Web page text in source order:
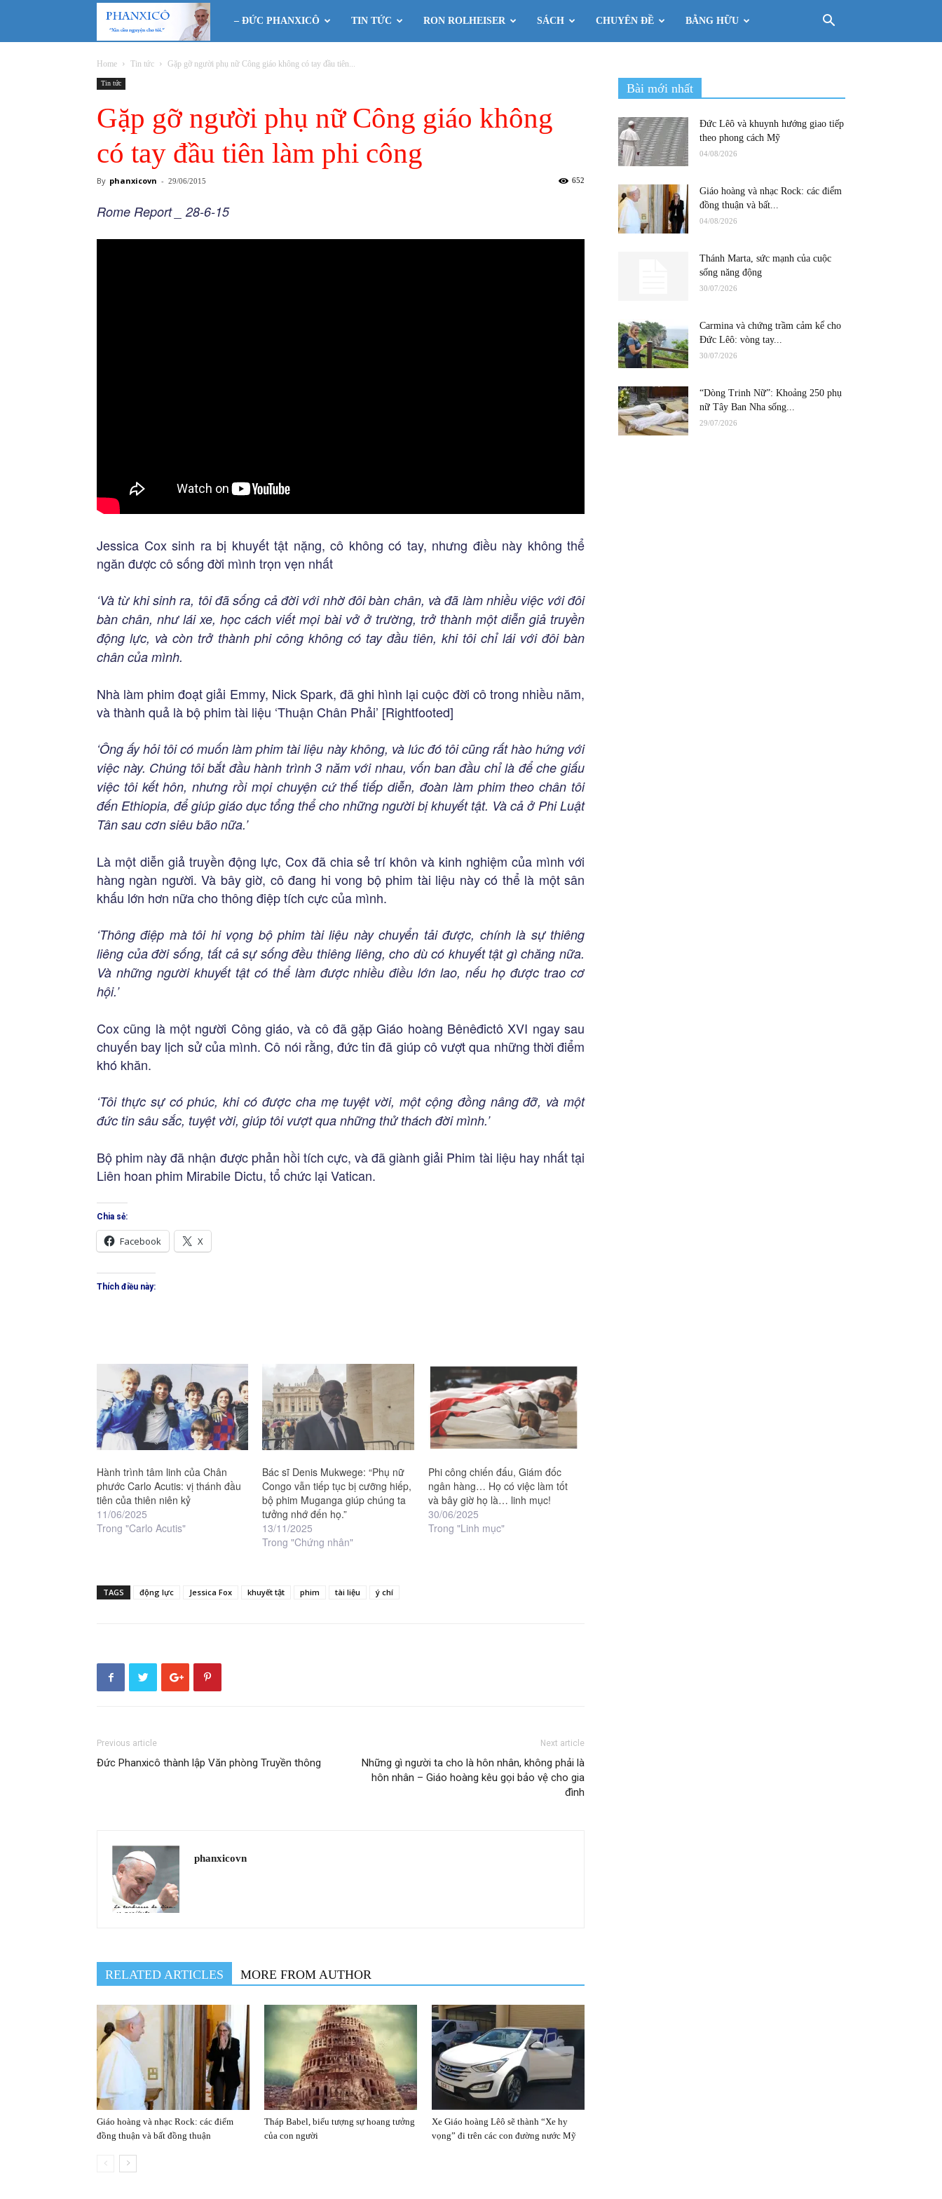
Phanxicô
– ĐỨC PHANXICÔ TIN TỨC RON ROLHEISER SÁCH CHUYÊN ĐỀ BẰNG HỮU
Home Tin tức Gặp gỡ người phụ nữ Công giáo không có tay đầu tiên...
Tin tức
Gặp gỡ người phụ nữ Công giáo không
có tay đầu tiên làm phi công
By phanxicovn - 29/06/2015 652
Rome Report _ 28-6-15
Jessica Cox sinh ra bị khuyết tật nặng, cô không có tay, nhưng điều này không thể
ngăn được cô sống đời mình trọn vẹn nhất
‘Và từ khi sinh ra, tôi đã sống cả đời với nhờ đôi bàn chân, và đã làm nhiều việc với đôi
bàn chân, như lái xe, học cách viết mọi bài vở ở trường, trở thành một diễn giả truyền
động lực, và còn trở thành phi công không có tay đầu tiên, khi tôi chỉ lái với đôi bàn
chân của mình.
Nhà làm phim đoạt giải Emmy, Nick Spark, đã ghi hình lại cuộc đời cô trong nhiều năm,
và thành quả là bộ phim tài liệu ‘Thuận Chân Phải’ [Rightfooted]
‘Ông ấy hỏi tôi có muốn làm phim tài liệu này không, và lúc đó tôi cũng rất hào hứng với
việc này. Chúng tôi bắt đầu hành trình 3 năm với nhau, vốn ban đầu chỉ là để che giấu
việc tôi kết hôn, nhưng rồi mọi chuyện cứ thế tiếp diễn, đoàn làm phim theo chân tôi
đến Ethiopia, để giúp giáo dục tổng thể cho những người bị khuyết tật. Và cả ở Phi Luật
Tân sau cơn siêu bão nữa.’
Là một diễn giả truyền động lực, Cox đã chia sẻ trí khôn và kinh nghiệm của mình với
hàng ngàn người. Và bây giờ, cô đang hi vong bộ phim tài liệu này có thể là một sân
khấu lớn hơn nữa cho thông điệp tích cực của mình.
‘Thông điệp mà tôi hi vọng bộ phim tài liệu này chuyển tải được, chính là sự thiêng
liêng của đời sống, tất cả sự sống đều thiêng liêng, cho dù có khuyết tật gì chăng nữa.
Và những người khuyết tật có thể làm được nhiều điều lớn lao, nếu họ được trao cơ
hội.’
Cox cũng là một người Công giáo, và cô đã gặp Giáo hoàng Bênêđictô XVI ngay sau
chuyến bay lịch sử của mình. Cô nói rằng, đức tin đã giúp cô vượt qua những thời điểm
khó khăn.
‘Tôi thực sự có phúc, khi có được cha mẹ tuyệt vời, một cộng đồng nâng đỡ, và một
đức tin sâu sắc, tuyệt vời, giúp tôi vượt qua những thử thách đời mình.’
Bộ phim này đã nhận được phản hồi tích cực, và đã giành giải Phim tài liệu hay nhất tại
Liên hoan phim Mirabile Dictu, tổ chức lại Vatican.
Chia sẻ:
Facebook X
Thích điều này:
Hành trình tâm linh của Chân
phước Carlo Acutis: vị thánh đầu
tiên của thiên niên kỷ
11/06/2025
Trong "Carlo Acutis"
Bác sĩ Denis Mukwege: “Phụ nữ
Congo vẫn tiếp tục bị cưỡng hiếp,
bộ phim Muganga giúp chúng ta
tưởng nhớ đến họ.”
13/11/2025
Trong "Chứng nhân"
Phi công chiến đấu, Giám đốc
ngân hàng… Họ có việc làm tốt
và bây giờ họ là… linh mục!
30/06/2025
Trong "Linh mục"
TAGS động lực Jessica Fox khuyết tật phim tài liệu ý chí
Previous article
Đức Phanxicô thành lập Văn phòng Truyền thông
Next article
Những gì người ta cho là hôn nhân, không phải là
hôn nhân – Giáo hoàng kêu gọi bảo vệ cho gia
đình
phanxicovn
RELATED ARTICLES MORE FROM AUTHOR
Giáo hoàng và nhạc Rock: các điểm
đồng thuận và bất đồng thuận
Tháp Babel, biểu tượng sự hoang tưởng
của con người
Xe Giáo hoàng Lêô sẽ thành “Xe hy
vọng” đi trên các con đường nước Mỹ
Bài mới nhất
Đức Lêô và khuynh hướng giao tiếp
theo phong cách Mỹ
04/08/2026
Giáo hoàng và nhạc Rock: các điểm
đồng thuận và bất...
04/08/2026
Thánh Marta, sức mạnh của cuộc
sống năng động
30/07/2026
Carmina và chứng trầm cảm kể cho
Đức Lêô: vòng tay...
30/07/2026
“Dòng Trinh Nữ”: Khoảng 250 phụ
nữ Tây Ban Nha sống...
29/07/2026